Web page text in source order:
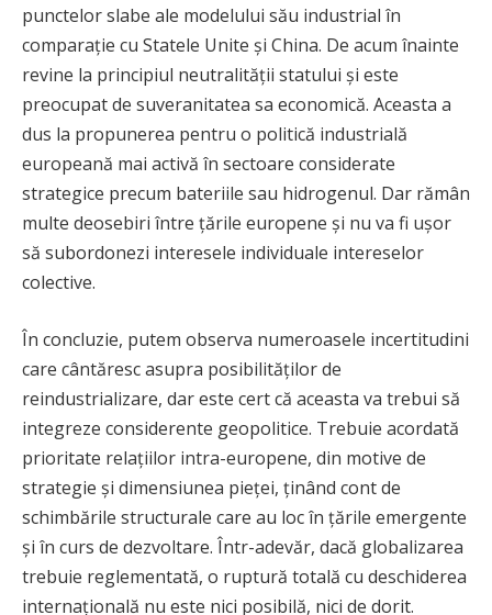
punctelor slabe ale modelului său industrial în
comparație cu Statele Unite și China. De acum înainte
revine la principiul neutralității statului și este
preocupat de suveranitatea sa economică. Aceasta a
dus la propunerea pentru o politică industrială
europeană mai activă în sectoare considerate
strategice precum bateriile sau hidrogenul. Dar rămân
multe deosebiri între țările europene și nu va fi ușor
să subordonezi interesele individuale intereselor
colective.
În concluzie, putem observa numeroasele incertitudini
care cântăresc asupra posibilităților de
reindustrializare, dar este cert că aceasta va trebui să
integreze considerente geopolitice. Trebuie acordată
prioritate relațiilor intra-europene, din motive de
strategie și dimensiunea pieței, ținând cont de
schimbările structurale care au loc în țările emergente
și în curs de dezvoltare. Într-adevăr, dacă globalizarea
trebuie reglementată, o ruptură totală cu deschiderea
internațională nu este nici posibilă, nici de dorit.